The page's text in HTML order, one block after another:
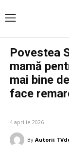
Povestea
mamă
mai bine
face
4 aprilie 2026
By Autorii